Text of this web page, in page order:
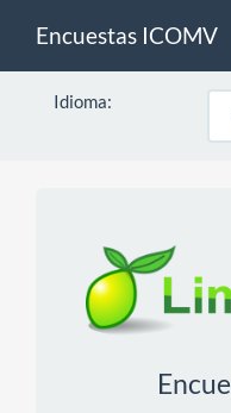
Encuestas ICOMV
Idioma: